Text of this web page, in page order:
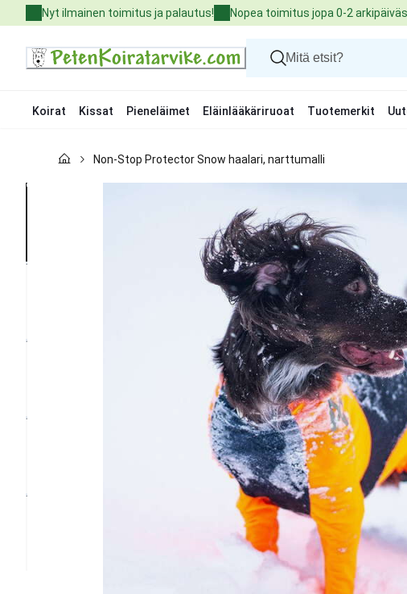
to
Nyt ilmainen toimitus ja palautus! Nopea toimitus jopa 0-2
Koirat Kissat Pieneläimet Eläinlääkäriruoat Tuotemerkit
Kissat
Non-Stop Protector Snow haalari, narttumalli